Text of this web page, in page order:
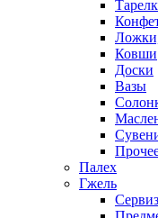
Ковши
Доски
Вазы
Палех
Гжель